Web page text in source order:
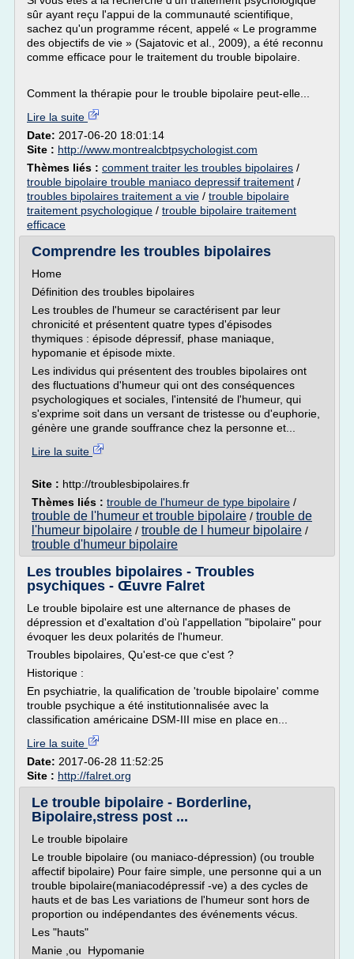
sûr ayant reçu l'appui de la communauté scientifique,
sachez qu'un programme récent, appelé « Le programme
des objectifs de vie » (Sajatovic et al., 2009), a été reconnu
comme efficace pour le traitement du trouble bipolaire.
Comment la thérapie pour le trouble bipolaire peut-elle...
Lire la suite
Date: 2017-06-20 18:01:14
Site : http://www.montrealcbtpsychologist.com
Thèmes liés : comment traiter les troubles bipolaires /
trouble bipolaire trouble maniaco depressif traitement /
troubles bipolaires traitement a vie / trouble bipolaire
traitement psychologique / trouble bipolaire traitement
efficace
Comprendre les troubles bipolaires
Home
Définition des troubles bipolaires
Les troubles de l'humeur se caractérisent par leur
chronicité et présentent quatre types d'épisodes
thymiques : épisode dépressif, phase maniaque,
hypomanie et épisode mixte.
Les individus qui présentent des troubles bipolaires ont
des fluctuations d'humeur qui ont des conséquences
psychologiques et sociales, l'intensité de l'humeur, qui
s'exprime soit dans un versant de tristesse ou d'euphorie,
génère une grande souffrance chez la personne et...
Lire la suite
Site : http://troublesbipolaires.fr
Thèmes liés : trouble de l'humeur de type bipolaire /
trouble de l'humeur et trouble bipolaire / trouble de
l'humeur bipolaire / trouble de l humeur bipolaire /
trouble d'humeur bipolaire
Les troubles bipolaires - Troubles
psychiques - Œuvre Falret
Le trouble bipolaire est une alternance de phases de
dépression et d'exaltation d'où l'appellation "bipolaire" pour
évoquer les deux polarités de l'humeur.
Troubles bipolaires, Qu'est-ce que c'est ?
Historique :
En psychiatrie, la qualification de 'trouble bipolaire' comme
trouble psychique a été institutionnalisée avec la
classification américaine DSM-III mise en place en...
Lire la suite
Date: 2017-06-28 11:52:25
Site : http://falret.org
Le trouble bipolaire - Borderline,
Bipolaire,stress post ...
Le trouble bipolaire
Le trouble bipolaire (ou maniaco-dépression) (ou trouble
affectif bipolaire) Pour faire simple, une personne qui a un
trouble bipolaire(maniacodépressif -ve) a des cycles de
hauts et de bas Les variations de l'humeur sont hors de
proportion ou indépendantes des événements vécus.
Les "hauts"
Manie ,ou Hypomanie